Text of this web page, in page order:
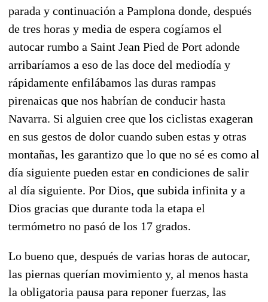
parada y continuación a Pamplona donde, después
de tres horas y media de espera cogíamos el
autocar rumbo a Saint Jean Pied de Port adonde
arribaríamos a eso de las doce del mediodía y
rápidamente enfilábamos las duras rampas
pirenaicas que nos habrían de conducir hasta
Navarra. Si alguien cree que los ciclistas exageran
en sus gestos de dolor cuando suben estas y otras
montañas, les garantizo que lo que no sé es como al
día siguiente pueden estar en condiciones de salir
al día siguiente. Por Dios, que subida infinita y a
Dios gracias que durante toda la etapa el
termómetro no pasó de los 17 grados.
Lo bueno que, después de varias horas de autocar,
las piernas querían movimiento y, al menos hasta
la obligatoria pausa para reponer fuerzas, las